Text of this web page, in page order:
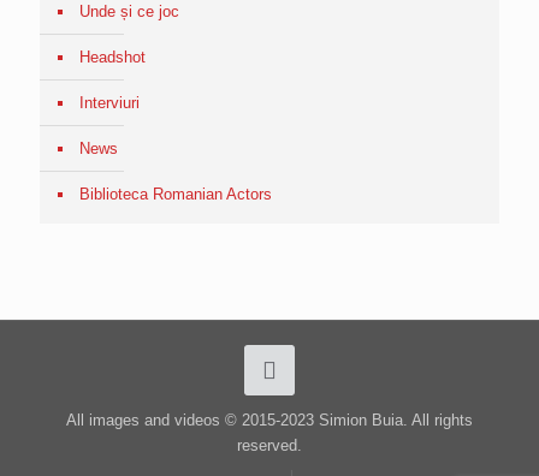
Unde și ce joc
Headshot
Interviuri
News
Biblioteca Romanian Actors
All images and videos © 2015-2023 Simion Buia. All rights
reserved.